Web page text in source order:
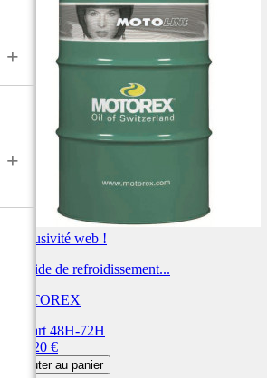
+
+
Exclusivité web !
Liquide de refroidissement...
MOTOREX
Départ 48H-72H
943,20 €
Ajouter au panier